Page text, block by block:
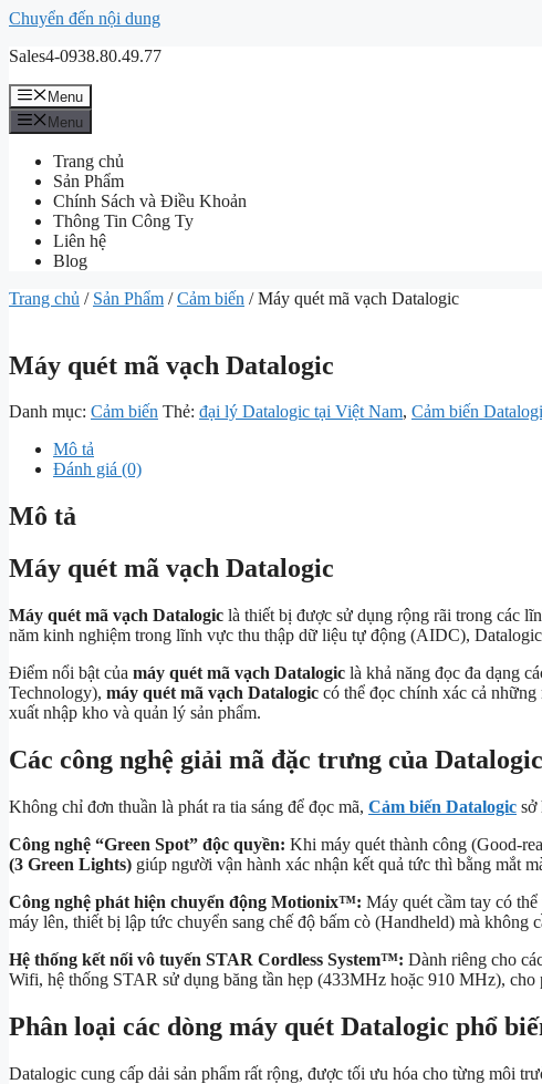
Chuyển đến nội dung
Sales4-0938.80.49.77
Menu
Menu
Trang chủ
Sản Phẩm
Chính Sách và Điều Khoản
Thông Tin Công Ty
Liên hệ
Blog
Trang chủ / Sản Phẩm /Cảm biến / Máy quét mã vạch Datalogic
Máy quét mã vạch Datalogic
Danh mục: Cảm biến Thẻ: đại lý Datalogic tại Việt Nam, Cảm biến
Mô tả
Đánh giá (0)
Mô tả
Máy quét mã vạch Datalogic
Máy quét mã vạch Datalogic là thiết bị được sử dụng rộng rãi trong các
năm kinh nghiệm trong lĩnh vực thu thập dữ liệu tự động (AIDC),
Điểm nổi bật của máy quét mã vạch Datalogic là khả năng đọc đa dạng
Technology), máy quét mã vạch Datalogic có thể đọc chính xác cả
xuất nhập kho và quản lý sản phẩm.
Các công nghệ giải mã đặc trưng của Datalogic
Không chỉ đơn thuần là phát ra tia sáng để đọc mã, Cảm biến Datalogic sở
Công nghệ “Green Spot” độc quyền: Khi máy quét thành công (Good-
(3 Green Lights) giúp người vận hành xác nhận kết quả tức thì bằng mắt
Công nghệ phát hiện chuyển động Motionix™: Máy quét cầm tay có
máy lên, thiết bị lập tức chuyển sang chế độ bấm cò (Handheld) mà không
Hệ thống kết nối vô tuyến STAR Cordless System™: Dành riêng cho
Wifi, hệ thống STAR sử dụng băng tần hẹp (433MHz hoặc 910 MHz), cho
Phân loại các dòng máy quét Datalogic phổ
Datalogic cung cấp dải sản phẩm rất rộng, được tối ưu hóa cho từng môi